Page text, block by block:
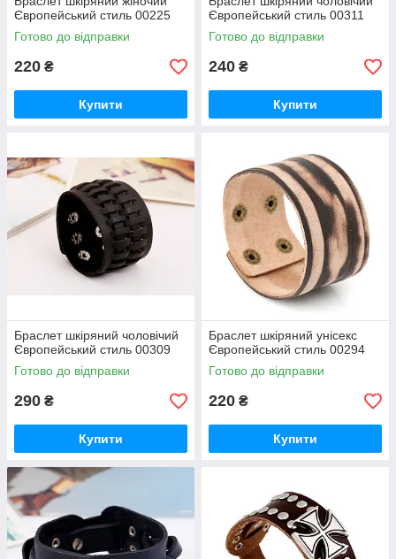
Європейський стиль 00225
Готово до відправки
220 ₴
Купити
Європейський стиль 00311
Готово до відправки
240 ₴
Купити
Браслет шкіряний чоловічий
Європейський стиль 00309
Готово до відправки
290 ₴
Купити
Браслет шкіряний унісекс
Європейський стиль 00294
Готово до відправки
220 ₴
Купити